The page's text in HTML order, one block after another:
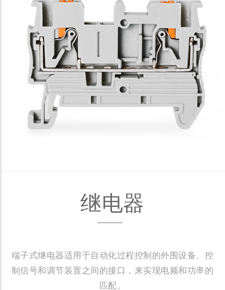
继电器
端子式继电器适用于自动化过程控制的外围设备、控
制信号和调节装置之间的接口，来实现电频和功率的
匹配。